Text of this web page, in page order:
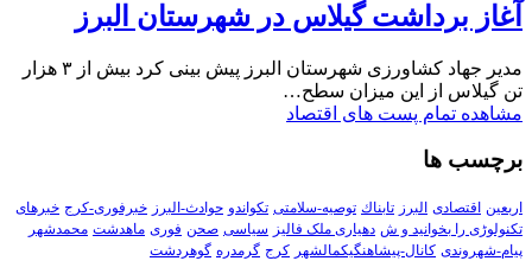
آغاز برداشت گیلاس در شهرستان البرز
مدیر جهاد کشاورزی شهرستان البرز پیش بینی کرد بیش از ۳ هزار
تن گیلاس از این میزان سطح…
مشاهده تمام پست های اقتصاد
برچسب ها
اربعین اقتصادی البرز تابناك توصیه-سلامتی تکواندو حوادث-البرز خبرفوری-کرج خبرهای
تکنولوڑی را بخوانید و ش دهیاری ملک فالیز سیاسی صحن فوری ماهدشت محمدشهر
پیام-شهروندی کانال-پیشاهنگیکمالشهر کرج گرمدره گوهردشت